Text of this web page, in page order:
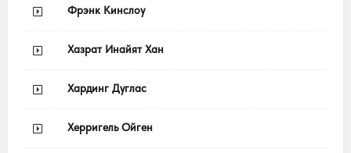
Фрэнк Кинслоу
Хазрат Инайят Хан
Хардинг Дуглас
Херригель Ойген